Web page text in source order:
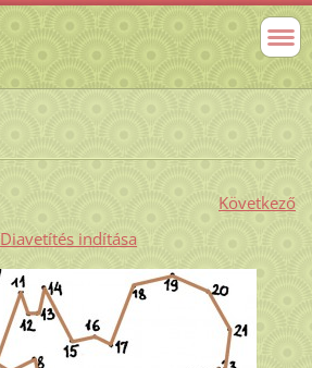
Következő
Diavetítés indítása